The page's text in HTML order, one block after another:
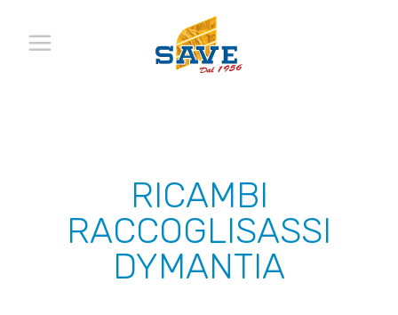
RICAMBI
RACCOGLISASSI
DYMANTIA